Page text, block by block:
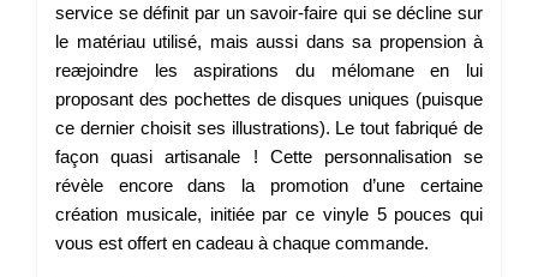
service se définit par un savoir-faire qui se décline sur
le matériau utilisé, mais aussi dans sa propension à
reæjoindre les aspirations du mélomane en lui
proposant des pochettes de disques uniques (puisque
ce dernier choisit ses illustrations). Le tout fabriqué de
façon quasi artisanale ! Cette personnalisation se
révèle encore dans la promotion d’une certaine
création musicale, initiée par ce vinyle 5 pouces qui
vous est offert en cadeau à chaque commande.